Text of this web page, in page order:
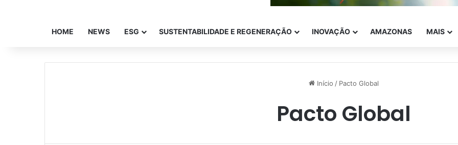
HOME NEWS ESG SUSTENTABILIDADE E REGENERAÇÃO INOVAÇÃO AMAZONAS MAIS
Início / Pacto Global
Pacto Global